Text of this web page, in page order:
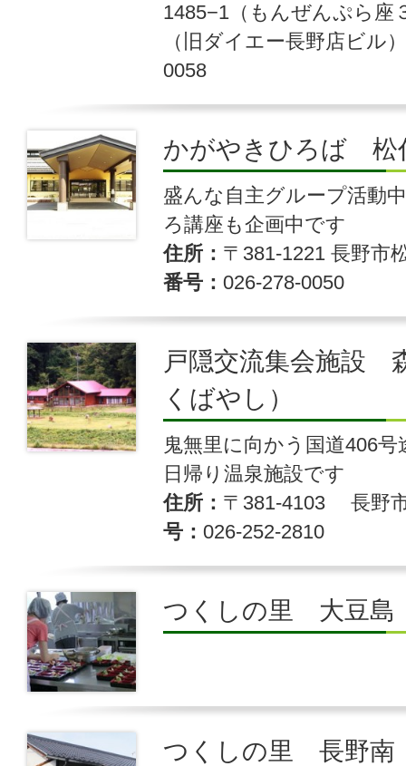
1485−1（もんぜんぷら座
（旧ダイエー長野店ビル）
0058
かがやきひろば 松
盛んな自主グループ活動
ろ講座も企画中です
住所
〒381-1221 長野市
番号
026-278-0050
戸隠交流集会施設
くばやし）
鬼無里に向かう国道406
日帰り温泉施設です
住所
〒381-4103 長野
号
026-252-2810
つくしの里 大豆島
つくしの里 長野南